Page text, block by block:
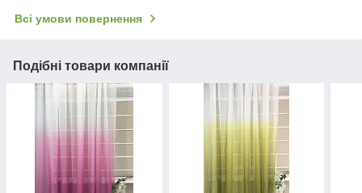
Всі умови повернення
Подібні товари компанії